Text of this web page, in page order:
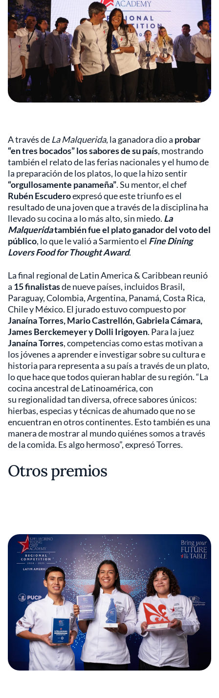
A través de La Malquerida, la ganadora dio a probar
“en tres bocados” los sabores de su país, mostrando
también el relato de las ferias nacionales y el humo de
la preparación de los platos, lo que la hizo sentir
“orgullosamente panameña”. Su mentor, el chef
Rubén Escuderoexpresó que este triunfo es el
resultado de una joven que a través de la disciplina ha
llevado su cocina a lo más alto, sin miedo. La
Malqueridatambién fue el plato ganador del voto del
público, lo que le valió a Sarmiento el Fine Dining
Lovers Food for Thought Award.
La final regional de Latin America & Caribbean reunió
a 15 finalistasde nueve países, incluidos Brasil,
Paraguay, Colombia, Argentina, Panamá, Costa Rica,
Chile y México. El jurado estuvo compuesto por
Janaína Torres, Mario Castrellón, Gabriela Cámara,
James Berckemeyer y Dolli Irigoyen. Para la juez
Janaína Torres, competencias como estas motivan a
los jóvenes a aprender e investigar sobre su cultura e
historia para representa a su país a través de un plato,
lo que hace que todos quieran hablar de su región. “La
cocina ancestral de Latinoamérica, con
su regionalidad tan diversa, ofrece sabores únicos:
hierbas, especias y técnicas de ahumado que no se
encuentran en otros continentes. Esto también es una
manera de mostrar al mundo quiénes somos a través
de la comida. Es algo hermoso”, expresó Torres.
Otros premios